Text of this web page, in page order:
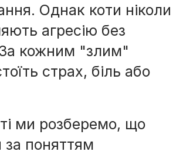
Однак коти ніколи
агресію без
кожним "злим"
страх, біль або
ми розберемо, що
за поняттям